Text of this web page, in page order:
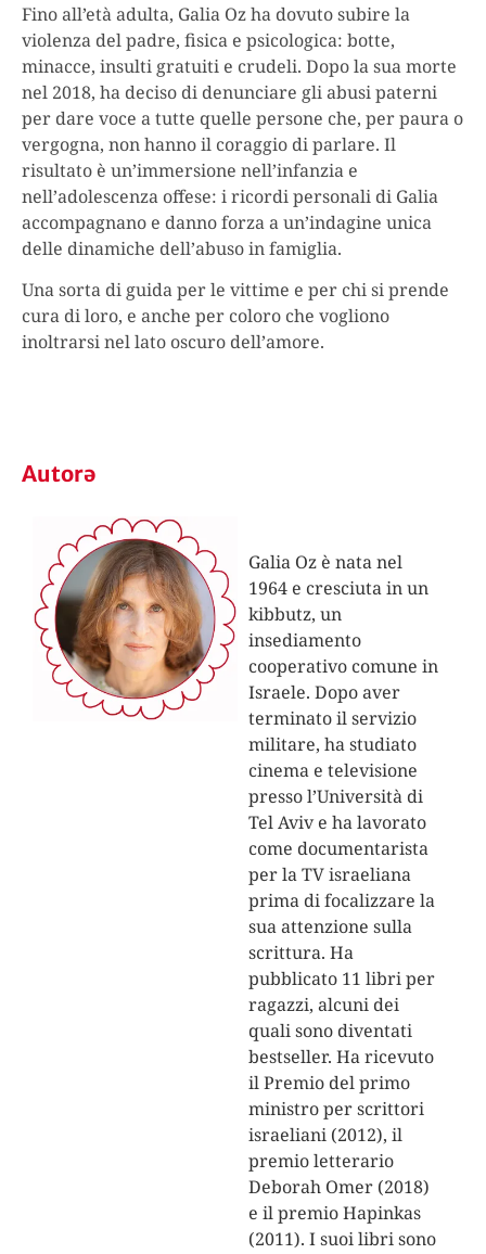
Fino all’età adulta, Galia Oz ha dovuto subire la
violenza del padre, fisica e psicologica: botte,
minacce, insulti gratuiti e crudeli. Dopo la sua morte
nel 2018, ha deciso di denunciare gli abusi paterni
per dare voce a tutte quelle persone che, per paura o
vergogna, non hanno il coraggio di parlare. Il
risultato è un’immersione nell’infanzia e
nell’adolescenza offese: i ricordi personali di Galia
accompagnano e danno forza a un’indagine unica
delle dinamiche dell’abuso in famiglia.
Una sorta di guida per le vittime e per chi si prende
cura di loro, e anche per coloro che vogliono
inoltrarsi nel lato oscuro dell’amore.
Autorə
Galia Oz è nata nel
1964 e cresciuta in un
kibbutz, un
insediamento
cooperativo comune in
Israele. Dopo aver
terminato il servizio
militare, ha studiato
cinema e televisione
presso l’Università di
Tel Aviv e ha lavorato
come documentarista
per la TV israeliana
prima di focalizzare la
sua attenzione sulla
scrittura. Ha
pubblicato 11 libri per
ragazzi, alcuni dei
quali sono diventati
bestseller. Ha ricevuto
il Premio del primo
ministro per scrittori
israeliani (2012), il
premio letterario
Deborah Omer (2018)
e il premio Hapinkas
(2011). I suoi libri sono